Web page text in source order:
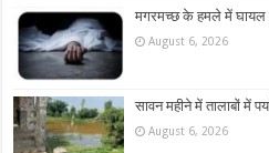
मगरमच्छ के हमले में घायल
August 6, 2026
सावन महीने में तालाबों में
August 6, 2026